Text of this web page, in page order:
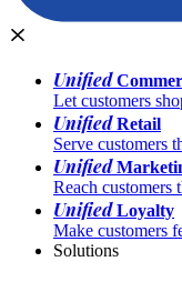
Unified
Let customers
UnifiedRetail
Serve customers
Unified
Reach customers
UnifiedLoyalty
Make customers
Solutions